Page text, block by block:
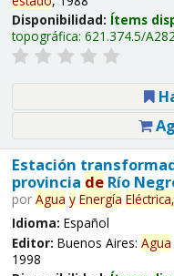
Disponibilidad: Ítems
topográfica: 621.374.5/
Estación
provincia deRío
por Agua y Energía Eléctrica,
Idioma: Español
Editor: Buenos Aires: Agua
1998